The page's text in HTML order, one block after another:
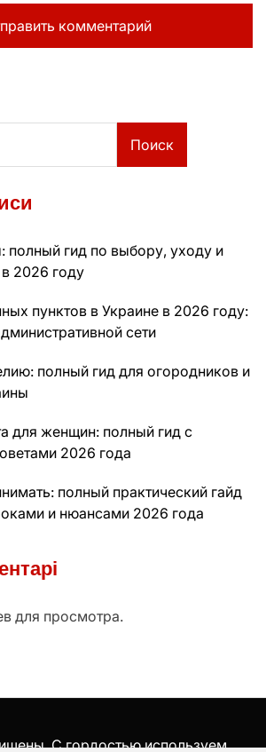
Поиск
гид по выбору, уходу и
2026 году
пунктов в Украине в 2026 году:
сети
полный гид для огородников и
для женщин: полный гид с
2026 года
полный практический гайд
и нюансами 2026 года
для просмотра.
С гордостью используем